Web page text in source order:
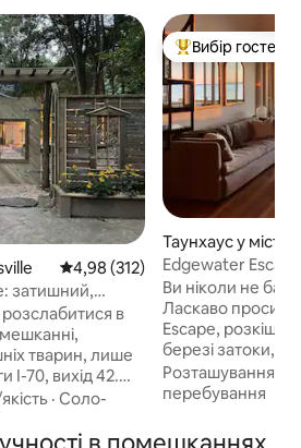
Середня оцінка: 4,98 з 5,
4,98 (312)
затишний,
заміський
в
тварин, лише
I-70, вихід 42.
двір із
· Соло-
Топ вибір гостей
Вибір гостей
Таунхаус у місті
Edgewater
березі затоки з
Ви ніколи не
Ласкаво
Escape,
березі затоки,
затокою на 7-й
Сіті. Сядьте на
за човнами,
Розташування
перебування